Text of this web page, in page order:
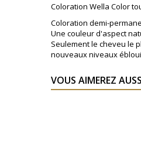
Coloration Wella Color
Coloration demi-
Une couleur d'aspect
Seulement le cheveu le
nouveaux niveaux
VOUS AIMEREZ